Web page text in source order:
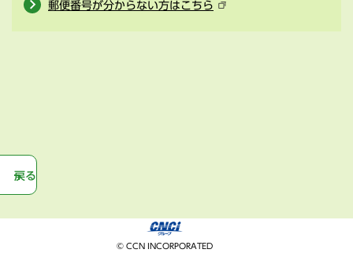
郵便番号が分からない方はこちら
戻る
© CCN INCORPORATED